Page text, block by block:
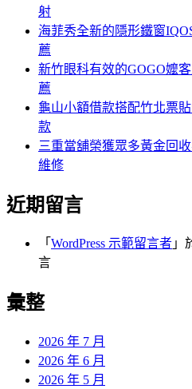
射
海菲秀全新的隱形鐵窗
薦
新竹眼科有效的GOGO嬤
薦
龜山小額借款搭配竹北票
款
三重當舖榮獲眾多黃金回
維修
近期留言
「 WordPress 示範留言者 」
言
彙整
2026 年 7 月
2026 年 6 月
2026 年 5 月